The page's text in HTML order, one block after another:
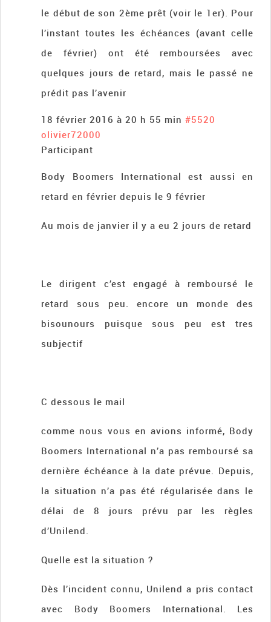
le début de son 2ème prêt (voir le 1er). Pour
l’instant toutes les échéances (avant celle
de février) ont été remboursées avec
quelques jours de retard, mais le passé ne
prédit pas l’avenir
18 février 2016 à 20 h 55 min #5520
olivier72000
Participant
Body Boomers International est aussi en
retard en février depuis le 9 février
Au mois de janvier il y a eu 2 jours de retard
Le dirigent c’est engagé à remboursé le
retard sous peu. encore un monde des
bisounours puisque sous peu est tres
subjectif
C dessous le mail
comme nous vous en avions informé, Body
Boomers International n’a pas remboursé sa
dernière échéance à la date prévue. Depuis,
la situation n’a pas été régularisée dans le
délai de 8 jours prévu par les règles
d’Unilend.
Quelle est la situation ?
Dès l’incident connu, Unilend a pris contact
avec Body Boomers International. Les